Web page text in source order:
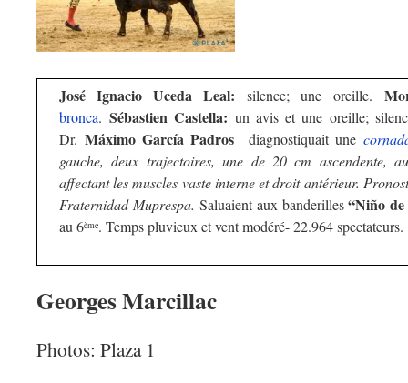
José Ignacio Uceda Leal: silence; une oreille.
bronca.Sébastien Castella: un avis et une oreille;
Dr. Máximo García Padrosdiagnostiquait une
gauche, deux trajectoires, une de 20 cm ascendente,
affectant les muscles vaste interne et droit antérieur.
Fraternidad Muprespa. Saluaient aux banderilles“Niño
au 6ème. Temps pluvieux et vent modéré- 22.964 spectateurs.
Georges Marcillac
Photos: Plaza 1